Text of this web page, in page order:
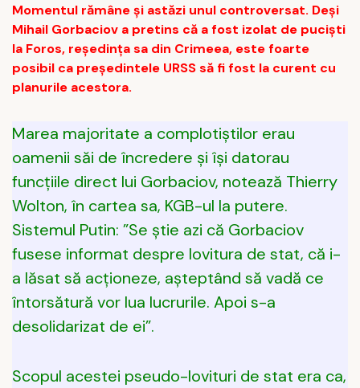
Momentul rămâne și astăzi unul controversat. Deși
Mihail Gorbaciov a pretins că a fost izolat de puciști
la Foros, reședința sa din Crimeea, este foarte
posibil ca președintele URSS să fi fost la curent cu
planurile acestora.
Marea majoritate a complotiștilor erau
oamenii săi de încredere și își datorau
funcțiile direct lui Gorbaciov, notează Thierry
Wolton, în cartea sa, KGB-ul la putere.
Sistemul Putin: ”Se știe azi că Gorbaciov
fusese informat despre lovitura de stat, că i-
a lăsat să acționeze, așteptând să vadă ce
întorsătură vor lua lucrurile. Apoi s-a
desolidarizat de ei”.
Scopul acestei pseudo-lovituri de stat era ca,